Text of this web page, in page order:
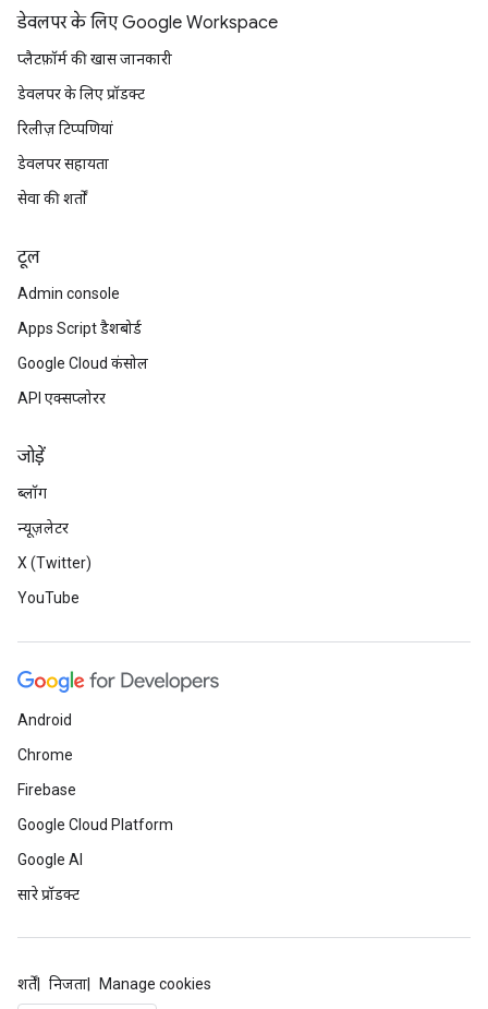
डेवलपर के लिए Google Workspace
प्लैटफ़ॉर्म की खास जानकारी
डेवलपर के लिए प्रॉडक्ट
रिलीज़ टिप्पणियां
डेवलपर सहायता
सेवा की शर्तों
टूल
Admin console
Apps Script डैशबोर्ड
Google Cloud कंसोल
API एक्सप्लोरर
जोड़ें
ब्लॉग
न्यूज़लेटर
X (Twitter)
YouTube
Android
Chrome
Firebase
Google Cloud Platform
Google AI
सारे प्रॉडक्ट
शर्तें निजता Manage cookies